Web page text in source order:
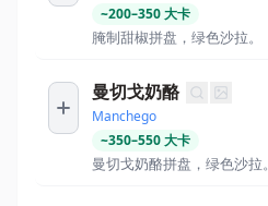
~200–350大卡
腌制甜椒拼盘，绿色沙拉。
曼切戈奶酪
Manchego
~350–550大卡
曼切戈奶酪拼盘，绿色沙拉。